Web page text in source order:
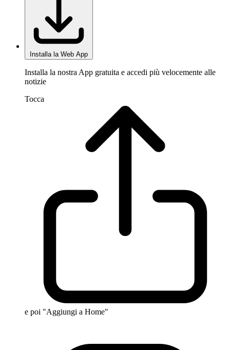
Installa la Web App
Installa la nostra App gratuita e accedi più velocemente alle
notizie
Tocca
e poi "Aggiungi a Home"